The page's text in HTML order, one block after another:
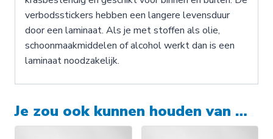
verbodsstickers hebben een langere levensduur
door een laminaat. Als je met stoffen als olie,
schoonmaakmiddelen of alcohol werkt dan is een
laminaat noodzakelijk.
Je zou ook kunnen houden van …